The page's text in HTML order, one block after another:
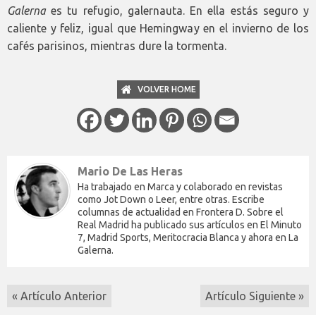
Galernaes tu refugio, galernauta. En ella estás seguro y
caliente y feliz, igual que Hemingway en el invierno de los
cafés parisinos, mientras dure la tormenta.
VOLVER HOME
Mario De Las Heras
Ha trabajado en Marca y colaborado en revistas
como Jot Down o Leer, entre otras. Escribe
columnas de actualidad en Frontera D. Sobre el
Real Madrid ha publicado sus artículos en El Minuto
7, Madrid Sports, Meritocracia Blanca y ahora en La
Galerna.
« Artículo Anterior Artículo Siguiente »